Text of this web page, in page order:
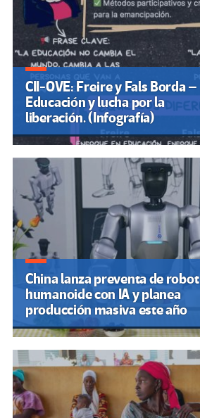
CII-OVE: Freire y Fals Borda –
Educación y lucha por la
liberación. (Infografía)
China lanza preventa de robot
humanoide con IA y planea
producción masiva este año